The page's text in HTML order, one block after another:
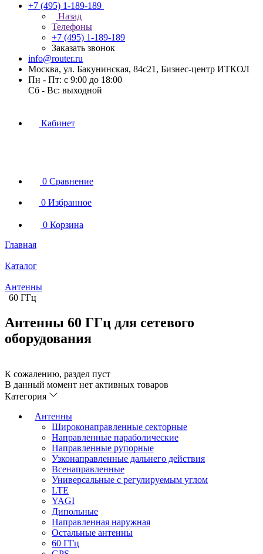
+7 (495) 1-189-189
Назад
Телефоны
+7 (495) 1-189-189
Заказать звонок
info@router.ru
Москва, ул. Бакунинская, 84с21, Бизнес-центр ИТКОЛ
Пн - Пт: с 9:00 до 18:00
Cб - Вс: выходной
Кабинет
0 Сравнение
0 Избранное
0 Корзина
Главная
Каталог
Антенны
60 ГГц
Антенны 60 ГГц для сетевого
оборудования
К сожалению, раздел пуст
В данный момент нет активных товаров
Категория
Антенны
Широконаправленные секторные
Направленные параболические
Направленные рупорные
Узконаправленные дальнего действия
Всенаправленные
Универсальные с регулируемым углом
LTE
YAGI
Дипольные
Направленная наружная
Остальные антенны
60 ГГц